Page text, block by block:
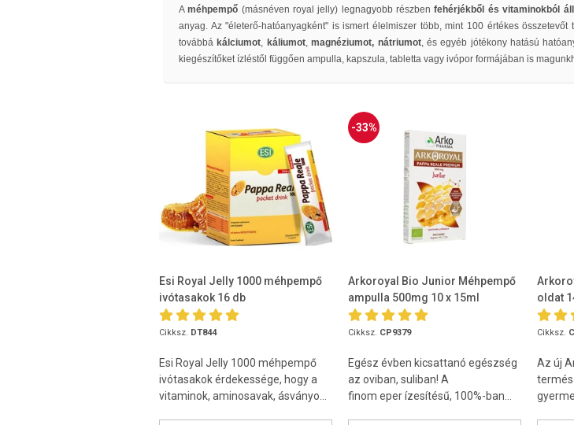
Améhpempő (másnéven royal jelly) legnagyobb részben fehérjékből és vitaminokból
anyag. Az "életerő-hatóanyagként" is ismert élelmiszer több, mint 100 értékes összetevőt
továbbá kálciumot, káliumot,magnéziumot, nátriumot, és egyéb jótékony hatású
kiegészítőket ízléstől függően ampulla, kapszula, tabletta vagy ivópor formájában is
Esi Royal Jelly 1000 méhpempő
ivótasakok 16 db
Cikksz. DT844
Esi Royal Jelly 1000 méhpempő
ivótasakok érdekessége, hogy a
vitaminok, aminosavak, ásványo...
-33%
Arkoroyal Bio Junior Méhpempő
ampulla 500mg 10 x 15ml
Cikksz. CP9379
Egész évben kicsattanó egészség
az oviban, suliban! A
finom eper ízesítésű, 100%-ban...
oldat
Cikksz.
Az új